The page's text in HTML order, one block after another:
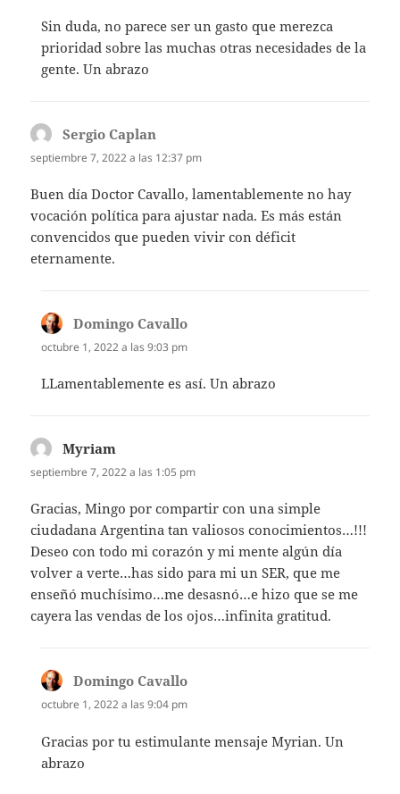
Sin duda, no parece ser un gasto que merezca
prioridad sobre las muchas otras necesidades de la
gente. Un abrazo
Sergio Caplan
septiembre 7, 2022 a las 12:37 pm
Buen día Doctor Cavallo, lamentablemente no hay
vocación política para ajustar nada. Es más están
convencidos que pueden vivir con déficit
eternamente.
Domingo Cavallo
octubre 1, 2022 a las 9:03 pm
LLamentablemente es así. Un abrazo
Myriam
septiembre 7, 2022 a las 1:05 pm
Gracias, Mingo por compartir con una simple
ciudadana Argentina tan valiosos conocimientos…!!!
Deseo con todo mi corazón y mi mente algún día
volver a verte…has sido para mi un SER, que me
enseñó muchísimo…me desasnó…e hizo que se me
cayera las vendas de los ojos…infinita gratitud.
Domingo Cavallo
octubre 1, 2022 a las 9:04 pm
Gracias por tu estimulante mensaje Myrian. Un
abrazo